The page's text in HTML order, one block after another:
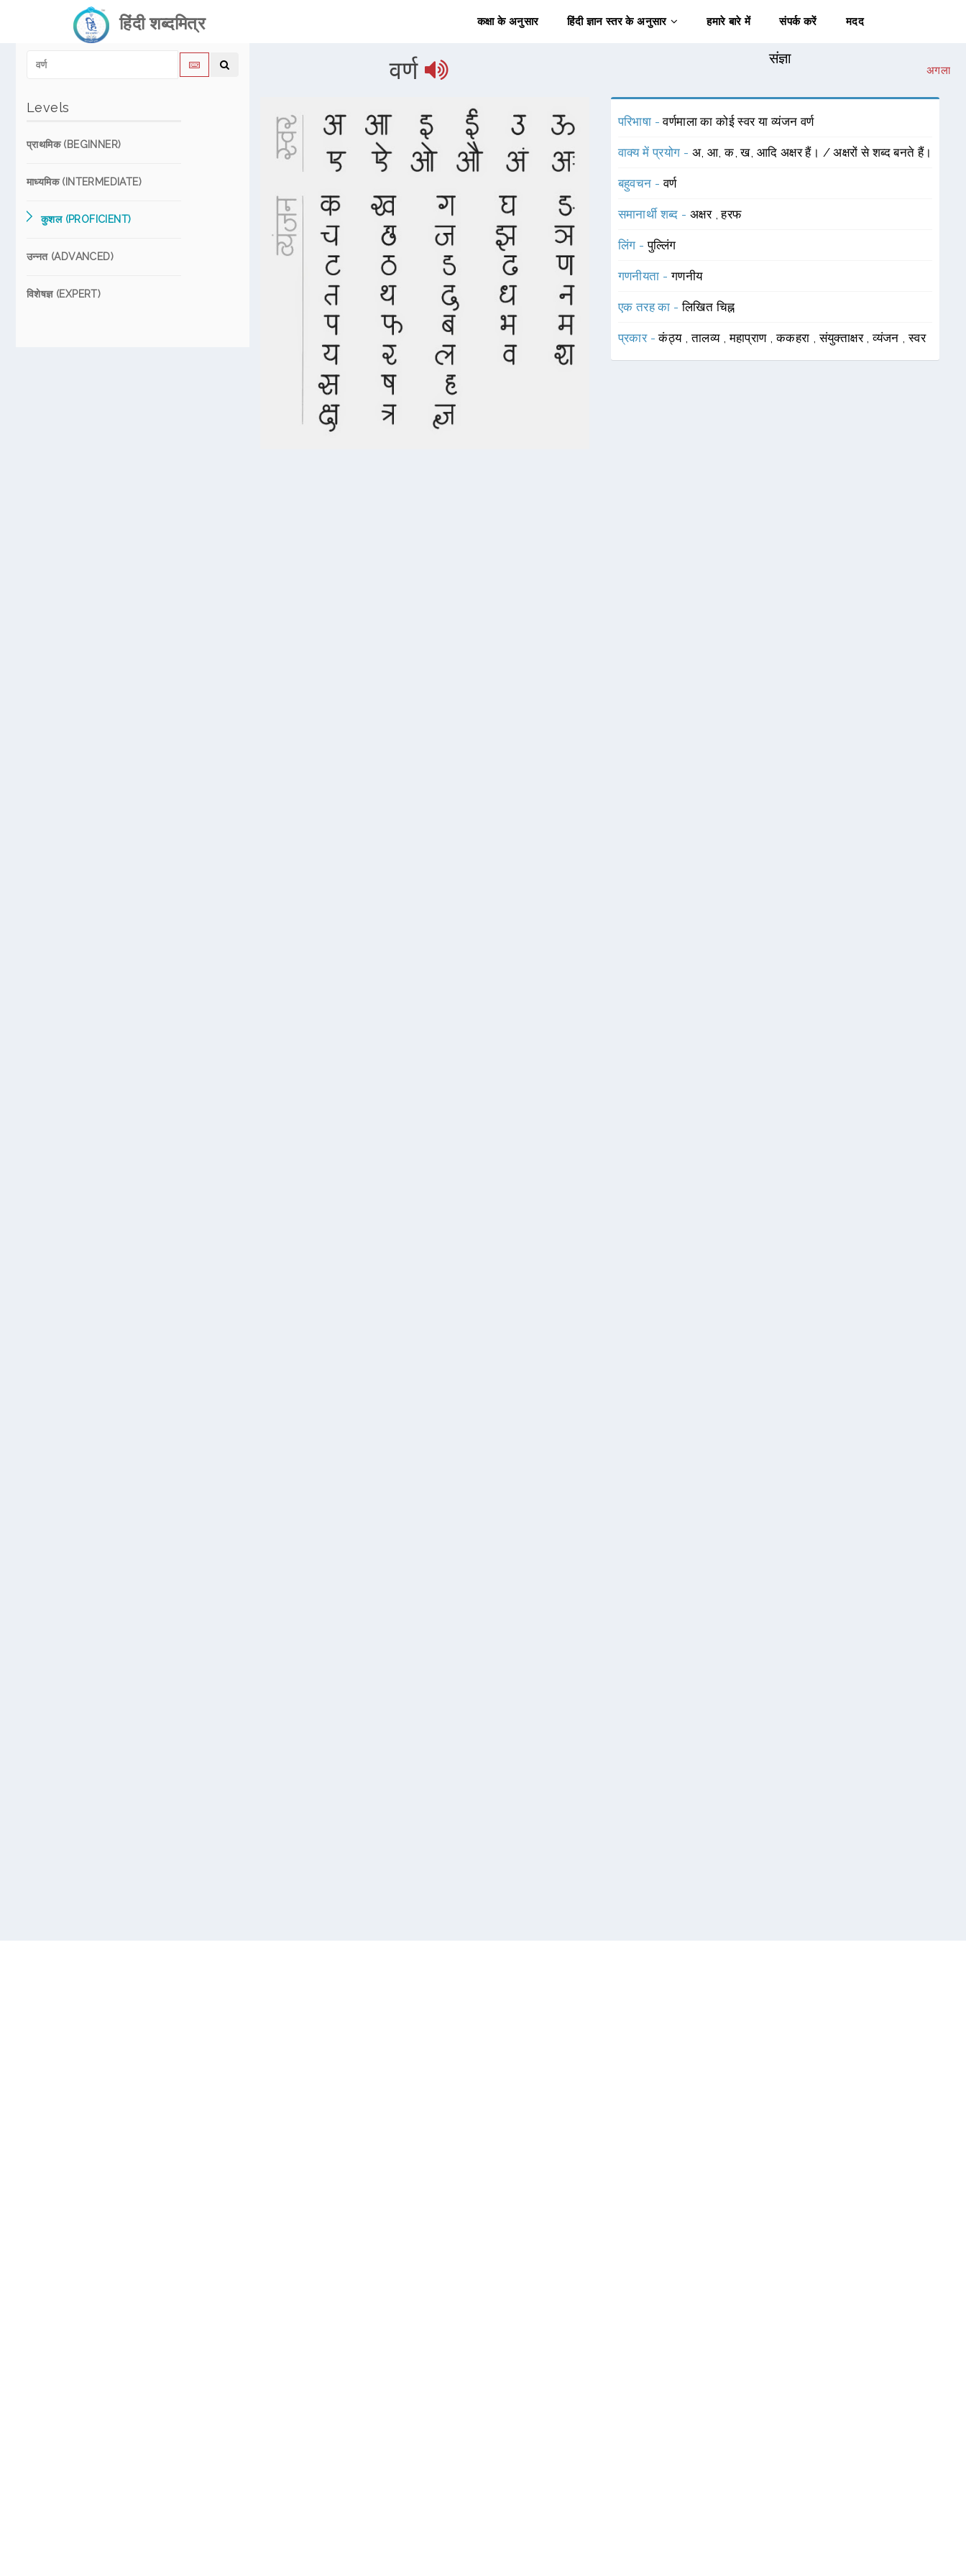
हिंदी शब्दमित्र कक्षा के अनुसार हिंदी ज्ञान स्तर के अनुसार हमारे बारे में संपर्क करें मदद
Levels
प्राथमिक (BEGINNER)
माध्यमिक (INTERMEDIATE)
कुशल (PROFICIENT)
उन्नत (ADVANCED)
विशेषज्ञ (EXPERT)
वर्ण संज्ञा
अगला
परिभाषा -वर्णमाला का कोई स्वर या व्यंजन वर्ण
वाक्य में प्रयोग - अ, आ, क, ख, आदि अक्षर हैं। / अक्षरों से शब्द बनते हैं।
बहुवचन -वर्ण
समानार्थी शब्द - अक्षर ,हरफ
लिंग -पुल्लिंग
गणनीयता -गणनीय
एक तरह का -लिखित चिह्न
प्रकार -कंठ्य ,तालव्य ,महाप्राण ,ककहरा ,संयुक्ताक्षर ,व्यंजन ,स्वर